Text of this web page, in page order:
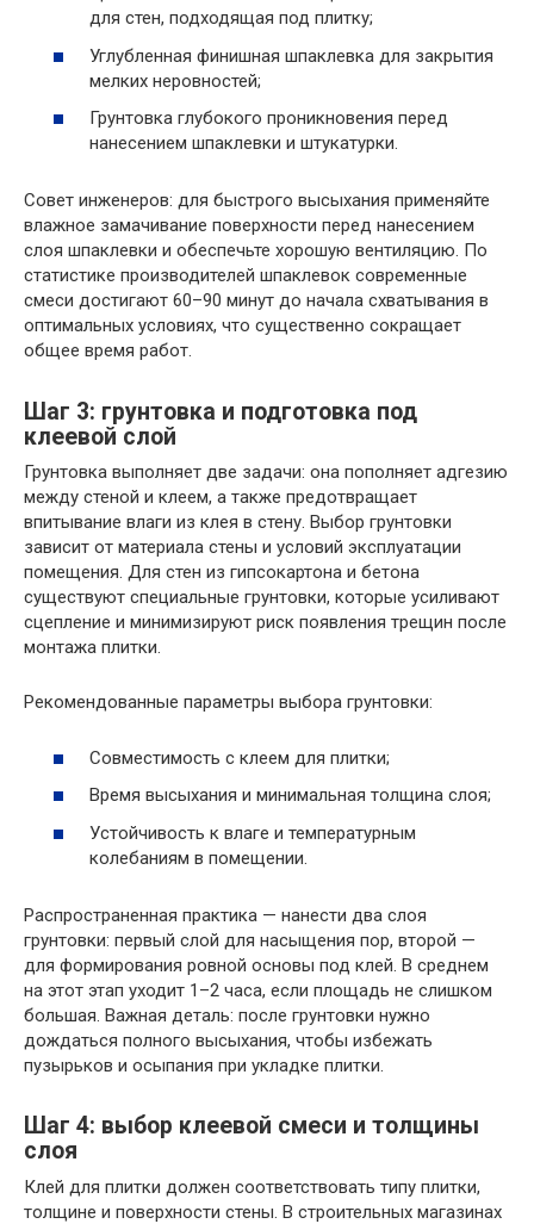
для стен, подходящая под плитку;
Углубленная финишная шпаклевка для закрытия
мелких неровностей;
Грунтовка глубокого проникновения перед
нанесением шпаклевки и штукатурки.
Совет инженеров: для быстрого высыхания применяйте
влажное замачивание поверхности перед нанесением
слоя шпаклевки и обеспечьте хорошую вентиляцию. По
статистике производителей шпаклевок современные
смеси достигают 60–90 минут до начала схватывания в
оптимальных условиях, что существенно сокращает
общее время работ.
Шаг 3: грунтовка и подготовка под
клеевой слой
Грунтовка выполняет две задачи: она пополняет адгезию
между стеной и клеем, а также предотвращает
впитывание влаги из клея в стену. Выбор грунтовки
зависит от материала стены и условий эксплуатации
помещения. Для стен из гипсокартона и бетона
существуют специальные грунтовки, которые усиливают
сцепление и минимизируют риск появления трещин после
монтажа плитки.
Рекомендованные параметры выбора грунтовки:
Совместимость с клеем для плитки;
Время высыхания и минимальная толщина слоя;
Устойчивость к влаге и температурным
колебаниям в помещении.
Распространенная практика — нанести два слоя
грунтовки: первый слой для насыщения пор, второй —
для формирования ровной основы под клей. В среднем
на этот этап уходит 1–2 часа, если площадь не слишком
большая. Важная деталь: после грунтовки нужно
дождаться полного высыхания, чтобы избежать
пузырьков и осыпания при укладке плитки.
Шаг 4: выбор клеевой смеси и толщины
слоя
Клей для плитки должен соответствовать типу плитки,
толщине и поверхности стены. В строительных магазинах